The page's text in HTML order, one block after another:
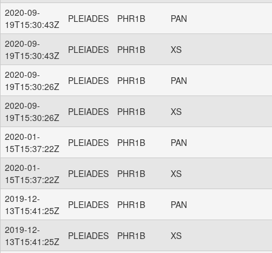
2020-09-
19T15:30:43Z
PLEIADES PHR1B PAN
2020-09-
19T15:30:43Z
PLEIADES PHR1B XS
2020-09-
19T15:30:26Z
PLEIADES PHR1B PAN
2020-09-
19T15:30:26Z
PLEIADES PHR1B XS
2020-01-
15T15:37:22Z
PLEIADES PHR1B PAN
2020-01-
15T15:37:22Z
PLEIADES PHR1B XS
2019-12-
13T15:41:25Z
PLEIADES PHR1B PAN
2019-12-
13T15:41:25Z
PLEIADES PHR1B XS